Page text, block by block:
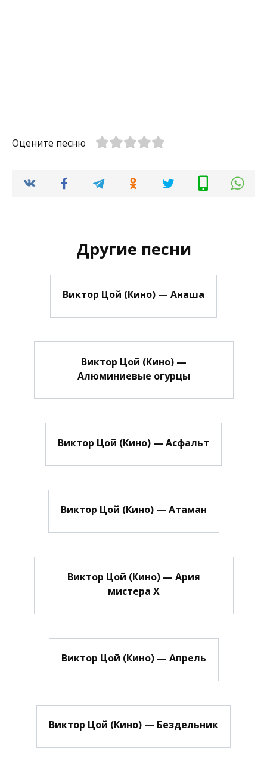
Оцените песню
Другие песни
Виктор Цой (Кино) — Анаша
Виктор Цой (Кино) —
Алюминиевые огурцы
Виктор Цой (Кино) — Асфальт
Виктор Цой (Кино) — Атаман
Виктор Цой (Кино) — Ария
мистера Х
Виктор Цой (Кино) — Апрель
Виктор Цой (Кино) — Бездельник